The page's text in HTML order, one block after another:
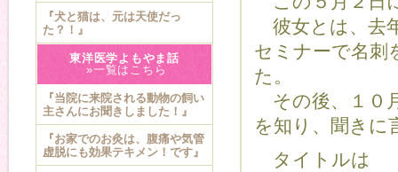
彼女とは、去
セミナーで名刺
た。
その後、１０
を知り、聞きに
タイトルは
『犬と猫は、元は天使だっ
た？！』
東洋医学よもやま話
»一覧はこちら
『当院に来院される動物の飼い
主さんにお聞きしました！』
『お家でのお灸は、腹痛や気管
虚脱にも効果テキメン！です』